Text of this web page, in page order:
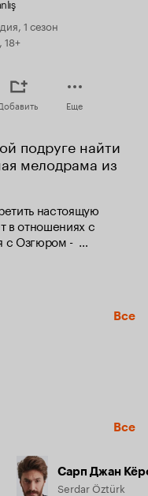
1 сезон
Еще
подруге найти
мелодрама из
настоящую
в отношениях с
с Озгюром -
ни к чему не
девушки, он
Все
Все
Сарп Джан
Serdar Öztürk